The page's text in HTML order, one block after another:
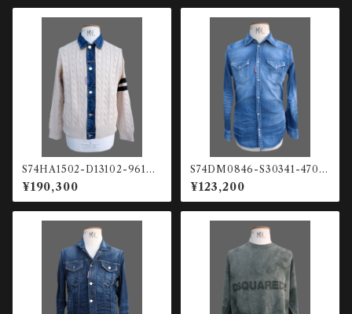
S74HA1502-D13102-961
デニム×ニット ジャケット
¥190,300
S74DM0846-S30341-470
デニムウエスタンシャツ
¥123,200